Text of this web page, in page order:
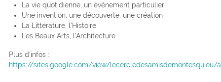
La vie quotidienne, un événement particulier
Une invention, une découverte, une création
La Littérature, l’Histoire
Les Beaux Arts, l’Architecture …
Plus d’infos :
https://sites.google.com/view/lecercledesamisdemontesquieu/